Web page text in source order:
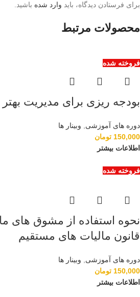
برای فرستادن دیدگاه، باید وارد شده باشید.
محصولات مرتبط
فروخته شده
بودجه ریزی برای مدیریت بهتر
دوره های آموزشی
وبینار ها
150,000 تومان
اطلاعات بیشتر
فروخته شده
قانون مالیات های مستقیم
دوره های آموزشی
وبینار ها
150,000 تومان
اطلاعات بیشتر